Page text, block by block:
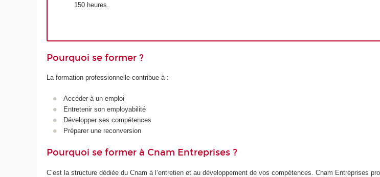
150 heures.
Pourquoi se former ?
La formation professionnelle contribue à :
Accéder à un emploi
Entretenir son employabilité
Développer ses compétences
Préparer une reconversion
Pourquoi se former à Cnam Entreprises ?
C’est la structure dédiée du Cnam à l’entretien et au développement de vos compétences. Cnam Entreprises